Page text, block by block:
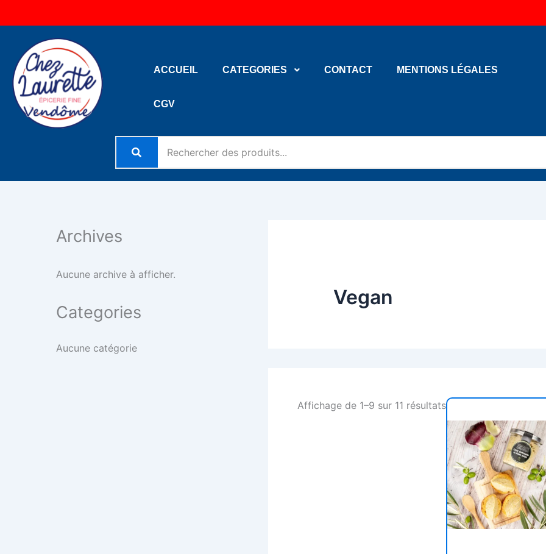
au
ACCUEIL CATEGORIES CONTACT MENTIONS LÉGALES
CGV
Archives
Aucune archive à afficher.
Categories
Aucune catégorie
Vegan
Affichage de 1–9 sur 11 résultats